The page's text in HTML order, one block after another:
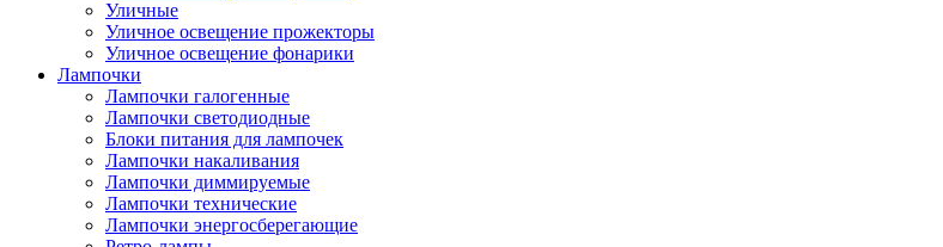
Уличные
Уличное освещение прожекторы
Уличное освещение фонарики
Лампочки
Лампочки галогенные
Лампочки светодиодные
Блоки питания для лампочек
Лампочки накаливания
Лампочки диммируемые
Лампочки технические
Лампочки энергосберегающие